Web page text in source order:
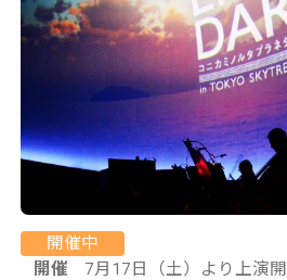
開催中
開催
7月17日（土）より上演